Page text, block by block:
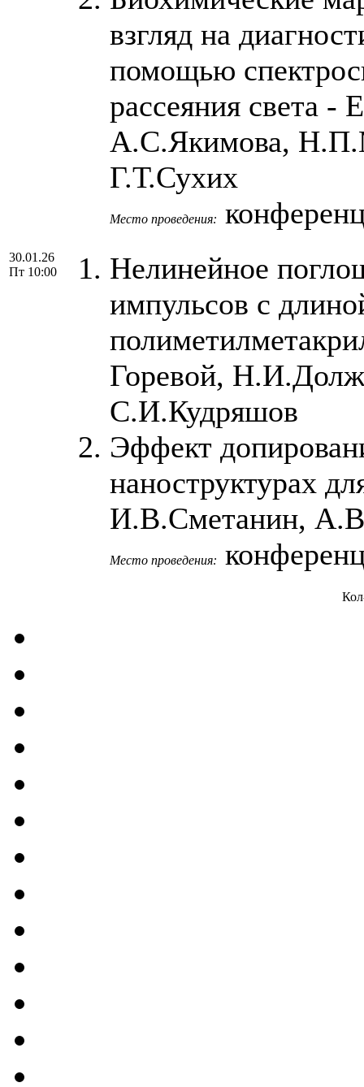
взгляд на
помощью
рассеяния света
А.С.Якимова,
Г.Т.Сухих
Место проведения:
30.01.26
Пт 10:00
Нелинейное
импульсов с
Горевой,
С.И.Кудряшов
Эффект
наноструктурах
И.В.Сметанин,
Место проведения: